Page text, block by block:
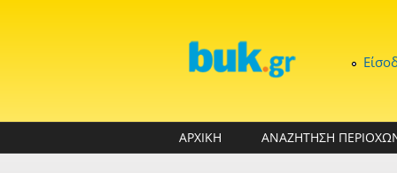
ΑΡΧΙΚΗ ΑΝΑΖΗΤΗΣΗ